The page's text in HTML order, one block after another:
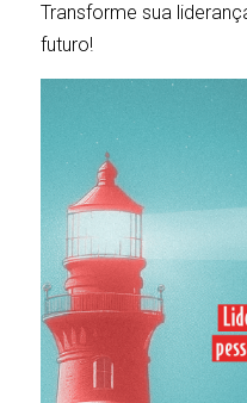
Transforme sua
futuro!